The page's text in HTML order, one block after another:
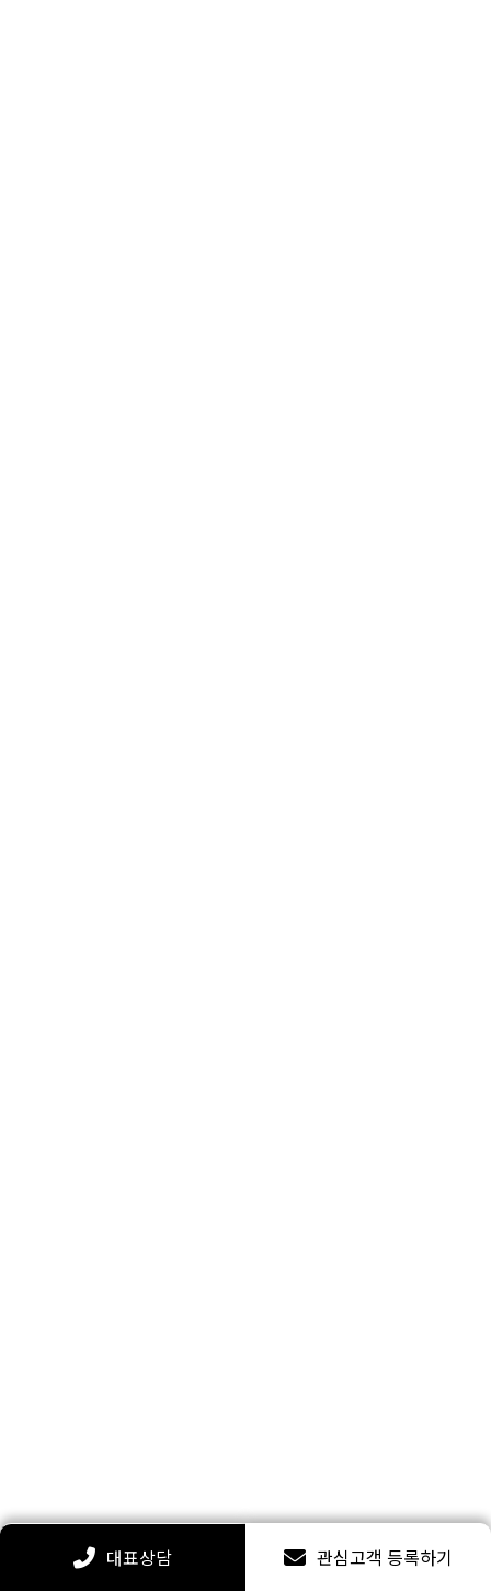
대표상담 관심고객 등록하기